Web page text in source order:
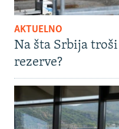
AKTUELNO
Na šta Srbija
rezerve?